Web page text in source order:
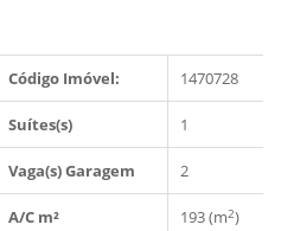
Código Imóvel: 1470728
Suítes(s) 1
Vaga(s) Garagem 2
A/C m² 193 (m2)